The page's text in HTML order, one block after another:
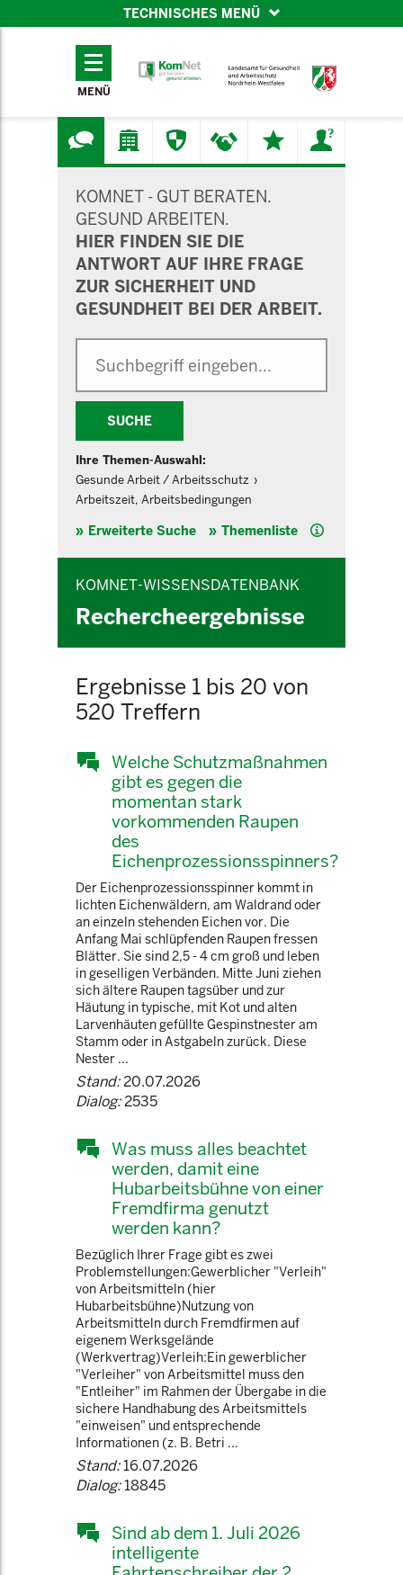
TECHNISCHES MENÜ
TECHNISCHES
MENÜ
KOMNET - GUT BERATEN.
GESUND ARBEITEN.
HIER FINDEN SIE DIE
ANTWORT AUF IHRE FRAGE
ZUR SICHERHEIT UND
GESUNDHEIT BEI DER ARBEIT.
SUCHE
Ihre Themen-Auswahl:
Gesunde Arbeit / Arbeitsschutz
Arbeitszeit, Arbeitsbedingungen
Erweiterte Suche Themenliste Hilfe
KOMNET-WISSENSDATENBANK
Rechercheergebnisse
Ergebnisse 1 bis 20 von
520 Treffern
Welche Schutzmaßnahmen
gibt es gegen die
momentan stark
vorkommenden Raupen
des
Eichenprozessionsspinners?
Der Eichenprozessionsspinner kommt in
lichten Eichenwäldern, am Waldrand oder
an einzeln stehenden Eichen vor. Die
Anfang Mai schlüpfenden Raupen fressen
Blätter. Sie sind 2,5 - 4 cm groß und leben
in geselligen Verbänden. Mitte Juni ziehen
sich ältere Raupen tagsüber und zur
Häutung in typische, mit Kot und alten
Larvenhäuten gefüllte Gespinstnester am
Stamm oder in Astgabeln zurück. Diese
Nester ...
Stand:20.07.2026
Dialog:2535
Was muss alles beachtet
werden, damit eine
Hubarbeitsbühne von einer
Fremdfirma genutzt
werden kann?
Bezüglich Ihrer Frage gibt es zwei
Problemstellungen:Gewerblicher "Verleih"
von Arbeitsmitteln (hier
Hubarbeitsbühne)Nutzung von
Arbeitsmitteln durch Fremdfirmen auf
eigenem Werksgelände
(Werkvertrag)Verleih:Ein gewerblicher
"Verleiher" von Arbeitsmittel muss den
"Entleiher" im Rahmen der Übergabe in die
sichere Handhabung des Arbeitsmittels
"einweisen" und entsprechende
Informationen (z. B. Betri ...
Stand:16.07.2026
Dialog:18845
Sind ab dem 1. Juli 2026
intelligente